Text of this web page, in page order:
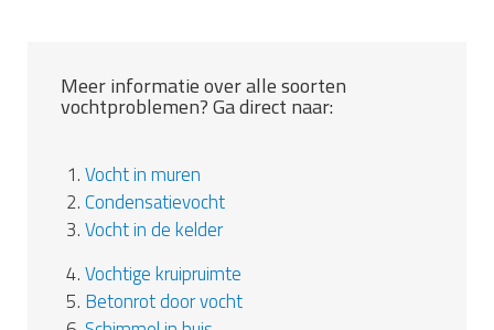
Meer informatie over alle soorten
vochtproblemen? Ga direct naar:
1.Vocht in muren
2.Condensatievocht
3.Vocht in de kelder
4.Vochtige kruipruimte
5. Betonrot door vocht